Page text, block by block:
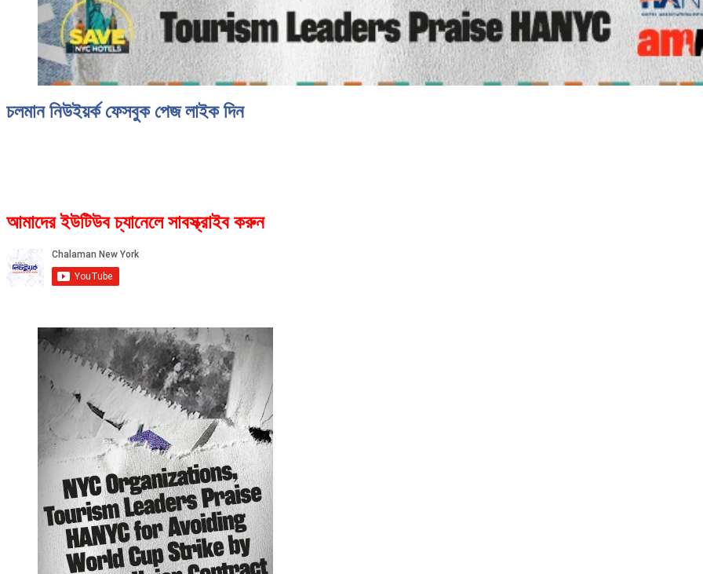
চলমান নিউইয়র্ক ফেসবুক পেজ লাইক দিন
আমাদের ইউটিউব চ্যানেলে সাবস্ক্রাইব করুন